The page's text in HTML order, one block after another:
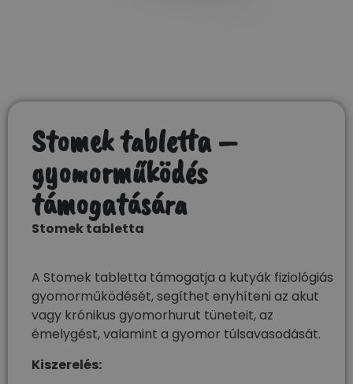
Stomek tabletta –
gyomorműködés
támogatására
Stomek tabletta
A Stomek tabletta támogatja a kutyák fiziológiás
gyomorműködését, segíthet enyhíteni az akut
vagy krónikus gyomorhurut tüneteit, az
émelygést, valamint a gyomor túlsavasodását.
Kiszerelés: